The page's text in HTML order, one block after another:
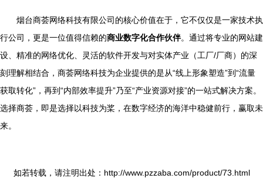
烟台商荟网络科技有限公司的核心价值在于，它不仅仅是一家技术执
行公司，更是一位值得信赖的商业数字化合作伙伴。通过将专业的网站建
设、精准的网络优化、灵活的软件开发与对实体产业（工厂/厂商）的深
刻理解相结合，商荟网络科技为企业提供的是从“线上形象塑造”到“流量
获取转化”，再到“内部效率提升”乃至“产业资源对接”的一站式解决方案。
选择商荟，即是选择以科技为桨，在数字经济的海洋中稳健前行，赢取未
来。
如若转载，请注明出处：http://www.pzzaba.com/product/73.html